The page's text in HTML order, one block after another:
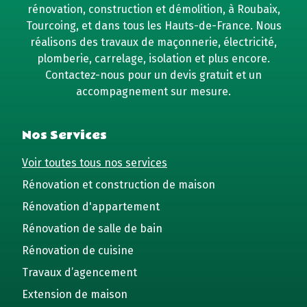
rénovation, construction et démolition, à Roubaix,
Tourcoing, et dans tous les Hauts-de-France. Nous
réalisons des travaux de maçonnerie, électricité,
plomberie, carrelage, isolation et plus encore.
Contactez-nous pour un devis gratuit et un
accompagnement sur mesure.
Nos Services
Voir toutes tous nos services
Rénovation et construction de maison
Rénovation d'appartement
Rénovation de salle de bain
Rénovation de cuisine
Travaux d’agencement
Extension de maison